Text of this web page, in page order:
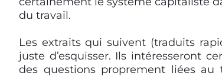
du travail.
Les extraits qui suivent (traduits
juste d’esquisser. Ils intéresseront
des questions proprement liées